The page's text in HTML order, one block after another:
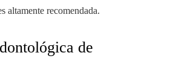
altamente recomendada.
de